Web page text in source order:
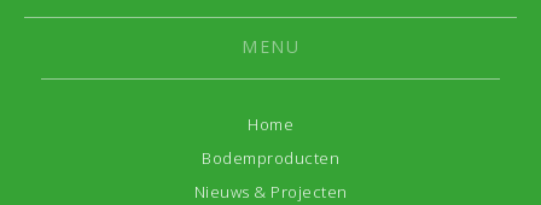
MENU
Home
Bodemproducten
Nieuws & Projecten